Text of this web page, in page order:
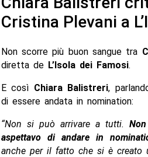
Cristina Plevani a
Non scorre più buon sangue tra
diretta de L’Isola dei Famosi.
E così Chiara Balistreri,
di essere andata in nomination:
“Non si può arrivare a tutti.
aspettavo di andare in
anche per il fatto che si è creato